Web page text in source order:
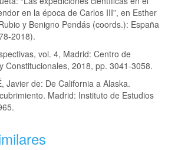
en la época de Carlos III”, en Esther
y Benigno Pendás (coords.): España
2018).
vol. 4, Madrid: Centro de
Constitucionales, 2018, pp. 3041-3058.
Javier de: De California a Alaska.
Madrid: Instituto de Estudios